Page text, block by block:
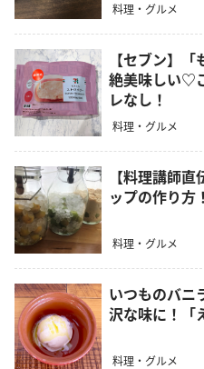
料理・グルメ
【セブン】
絶美味しい♡
レなし！
料理・グルメ
【料理講師
ップの作り方
料理・グルメ
いつものバニ
沢な味に！「
料理・グルメ